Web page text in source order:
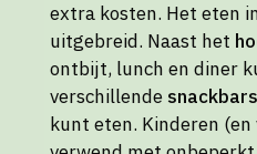
extra kosten. Het eten
uitgebreid. Naast het
ontbijt, lunch en diner
verschillende snackbars
kunt eten. Kinderen